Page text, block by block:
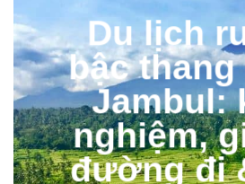
Du lịch
bậc
Jambul:
nghiệm,
đường đi